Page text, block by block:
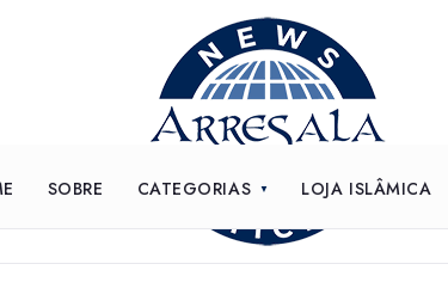
SOBRE CATEGORIAS LOJA ISLÂMICA